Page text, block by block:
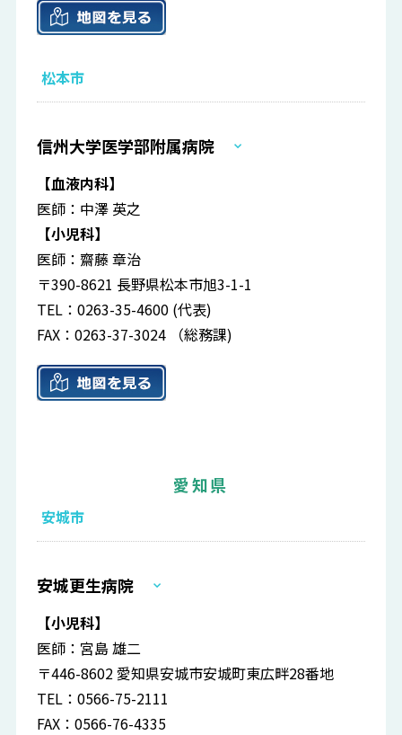
松本市
信州大学医学部附属病院
【血液内科】
医師：中澤 英之
【小児科】
医師：齋藤 章治
〒390-8621 長野県松本市旭3-1-1
TEL：0263-35-4600 (代表)
FAX：0263-37-3024 （総務課)
愛知県
安城市
安城更生病院
【小児科】
医師：宮島 雄二
〒446-8602 愛知県安城市安城町東広畔28番地
TEL：0566-75-2111
FAX：0566-76-4335